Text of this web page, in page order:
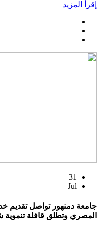
إقرأ المزيد
31
Jul
جامعة دمنهور تواصل تقديم
المصري وتطلق قافلة تنموية